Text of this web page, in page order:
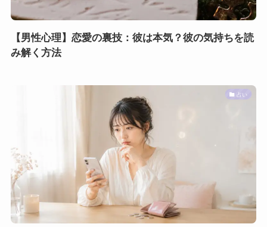
【男性心理】恋愛の裏技：彼は本気？彼の気持ちを読
み解く方法
占い